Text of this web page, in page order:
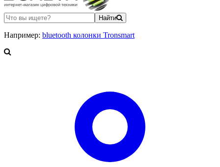
Найти
Например: bluetooth колонки Tronsmart